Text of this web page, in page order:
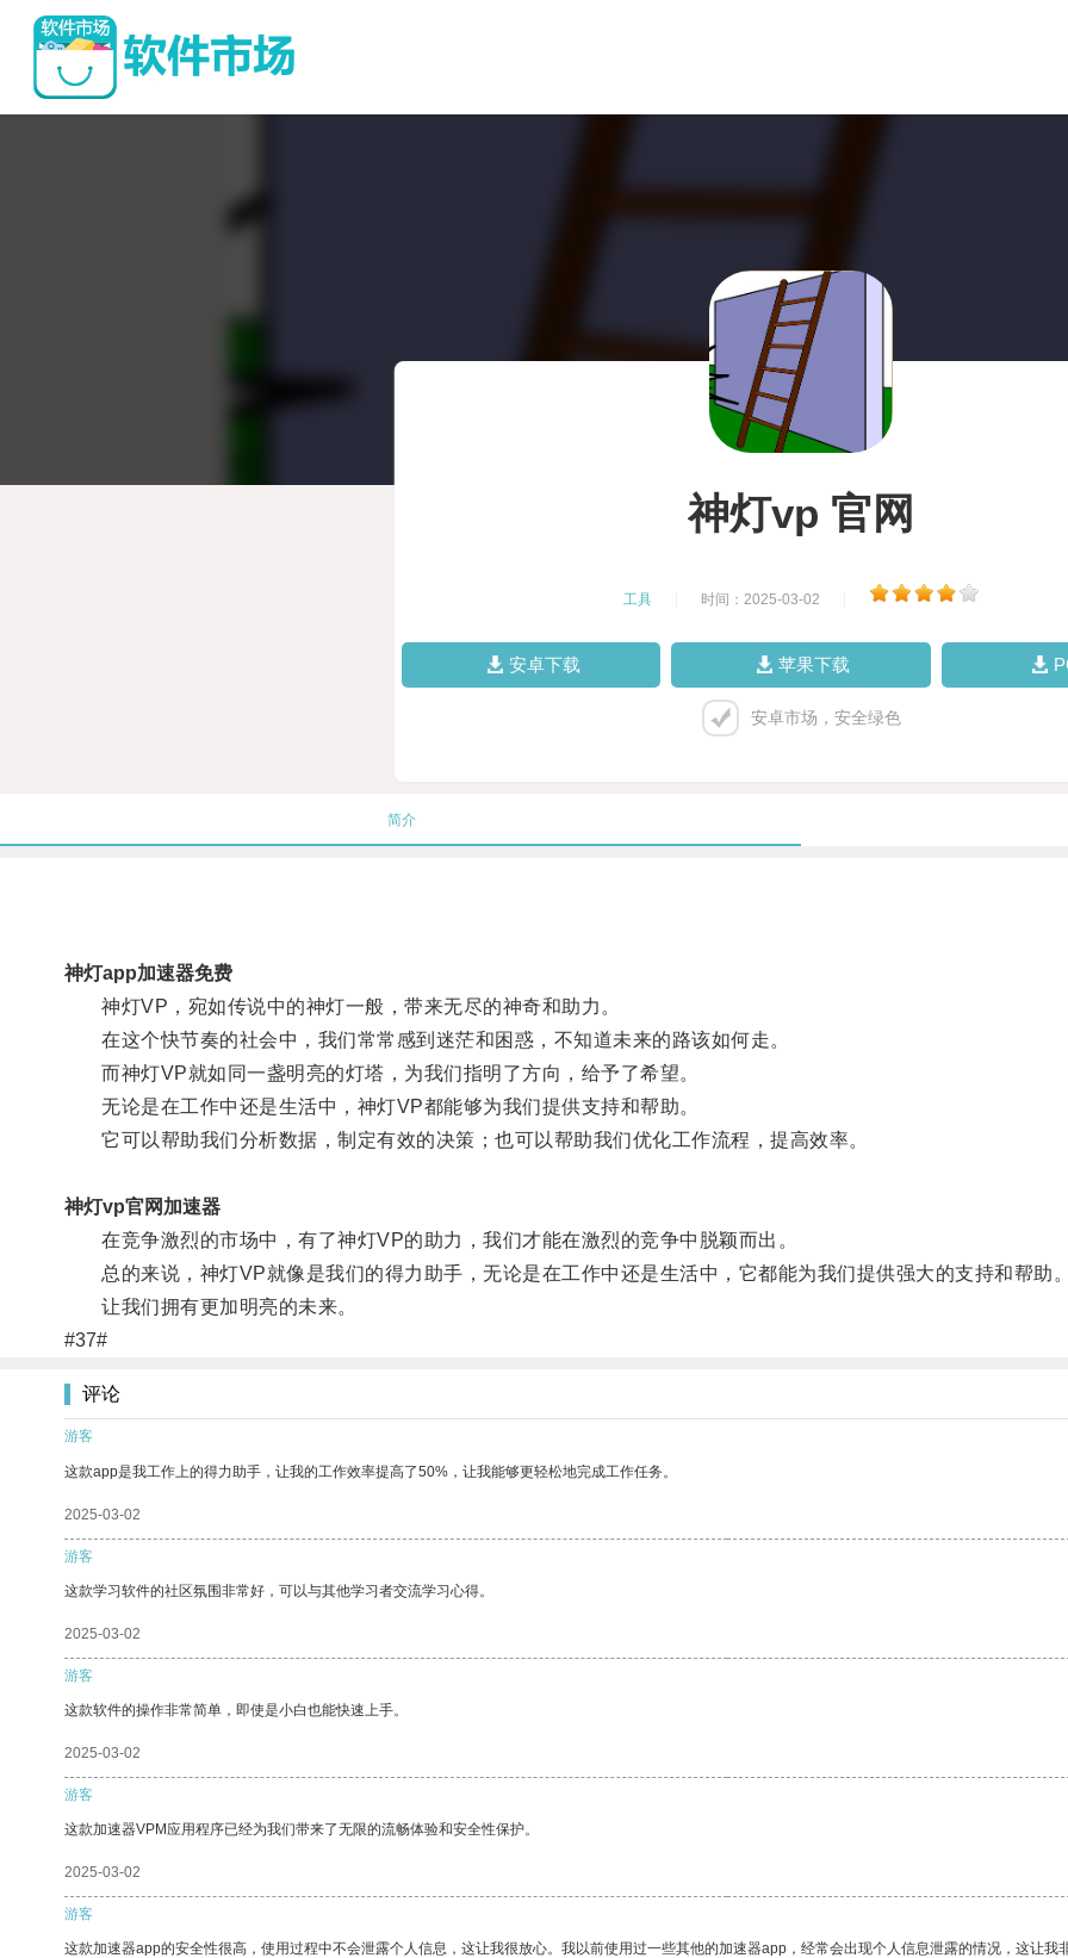
神灯vp 官网
工具 时间：2025-03-02
安卓下载 苹果下载
安卓市场，安全绿色
简介
神灯app加速器免费
神灯VP，宛如传说中的神灯一般，带来无尽的神奇和助力。
在这个快节奏的社会中，我们常常感到迷茫和困惑，不知道未来的路该如何走。
而神灯VP就如同一盏明亮的灯塔，为我们指明了方向，给予了希望。
无论是在工作中还是生活中，神灯VP都能够为我们提供支持和帮助。
它可以帮助我们分析数据，制定有效的决策；也可以帮助我们优化工作流程，提高效率。
神灯vp官网加速器
在竞争激烈的市场中，有了神灯VP的助力，我们才能在激烈的竞争中脱颖而出。
总的来说，神灯VP就像是我们的得力助手，无论是在工作中还是生活中，它都能为我们提供强大的支持和帮助。
让我们拥有更加明亮的未来。
#37#
评论
游客
这款app是我工作上的得力助手，让我的工作效率提高了50%，让我能够更轻松地完成工作任务。
2025-03-02
游客
这款学习软件的社区氛围非常好，可以与其他学习者交流学习心得。
2025-03-02
游客
这款软件的操作非常简单，即使是小白也能快速上手。
2025-03-02
游客
这款加速器VPM应用程序已经为我们带来了无限的流畅体验和安全性保护。
2025-03-02
游客
这款加速器app的安全性很高，使用过程中不会泄露个人信息，这让我很放心。我以前使用过一些其他的加速器app，经常会出现个人信息泄露的情况，这让我